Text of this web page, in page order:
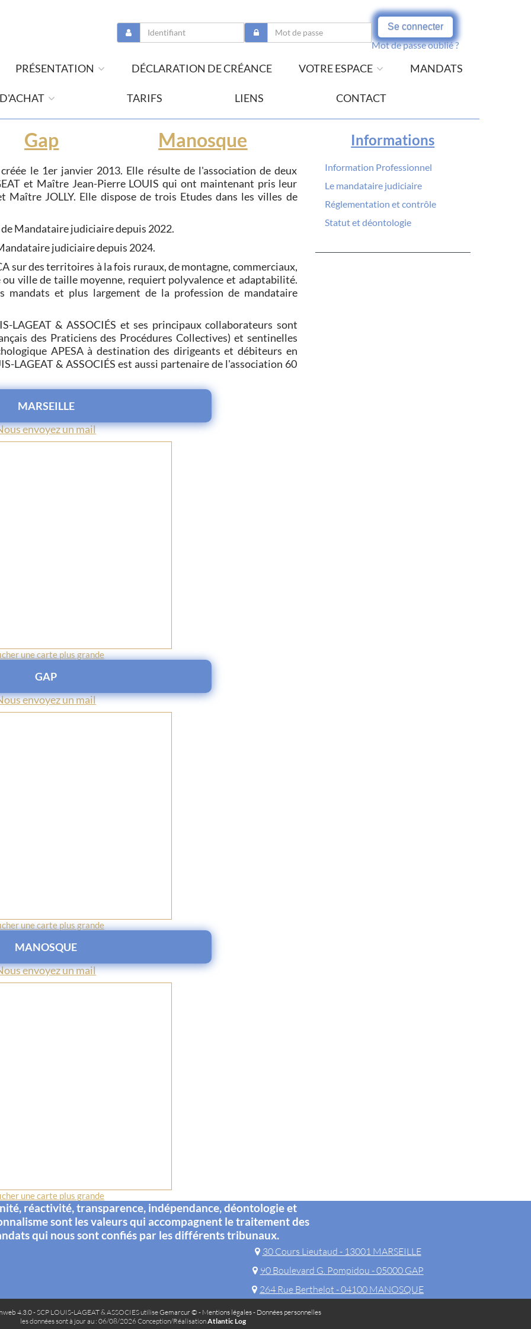
Se connecter
Mot de passe oublié ?
PRÉSENTATION DÉCLARATION DE CRÉANCE VOTRE ESPACE MANDATS
TARIFS LIENS CONTACT
Informations
Information Professionnel
Le mandataire judiciaire
Réglementation et contrôle
Statut et déontologie
Gap Manosque
créée le 1er janvier 2013. Elle résulte de l'association de deux
et Maître Jean-Pierre LOUIS qui ont maintenant pris leur
JOLLY. Elle dispose de trois Etudes dans les villes de
Mandataire judiciaire depuis 2022.
judiciaire depuis 2024.
sur des territoires à la fois ruraux, de montagne, commerciaux,
ville de taille moyenne, requiert polyvalence et adaptabilité.
mandats et plus largement de la profession de mandataire
LAGEAT & ASSOCIÉS et ses principaux collaborateurs sont
des Praticiens des Procédures Collectives) et sentinelles
APESA à destination des dirigeants et débiteurs en
LAGEAT & ASSOCIÉS est aussi partenaire de l'association 60
MARSEILLE
envoyez un mail
une carte plus grande
GAP
envoyez un mail
une carte plus grande
MANOSQUE
envoyez un mail
une carte plus grande
réactivité, transparence, indépendance, déontologie et
sont les valeurs qui accompagnent le traitement des
qui nous sont confiés par les différents tribunaux.
30 Cours Lieutaud - 13001 MARSEILLE
90 Boulevard G. Pompidou - 05000 GAP
264 Rue Berthelot - 04100 MANOSQUE
4.3.0- SCP LOUIS-LAGEAT & ASSOCIES utiliseGemarcur © - Mentions légales- Données personnelles
les données sont à jour au : 06/08/2026 Conception/RéalisationAtlantic Log